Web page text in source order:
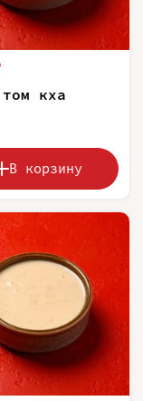
кха
В корзину